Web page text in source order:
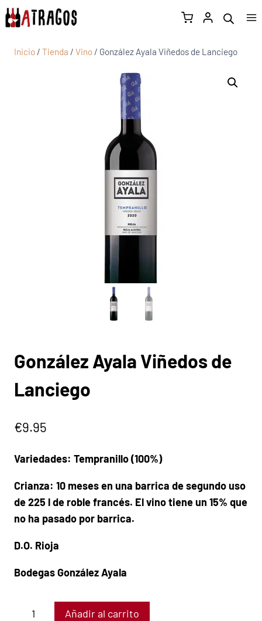
Inicio / Tienda / Vino / González Ayala Viñedos de Lanciego
González Ayala Viñedos de
Lanciego
€9.95
Variedades: Tempranillo (100%)
Crianza: 10 meses en una barrica de segundo uso
de 225 l de roble francés. El vino tiene un 15% que
no ha pasado por barrica.
D.O. Rioja
Bodegas González Ayala
Añadir al carrito